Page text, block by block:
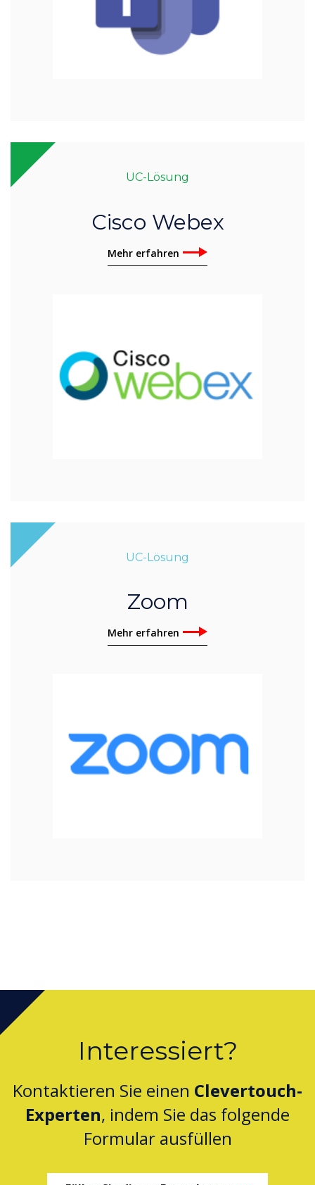
UC-Lösung
Cisco Webex
Mehr erfahren
UC-Lösung
Zoom
Mehr erfahren
Interessiert?
Kontaktieren Sie einen Clevertouch-
Experten, indem Sie das folgende
Formular ausfüllen